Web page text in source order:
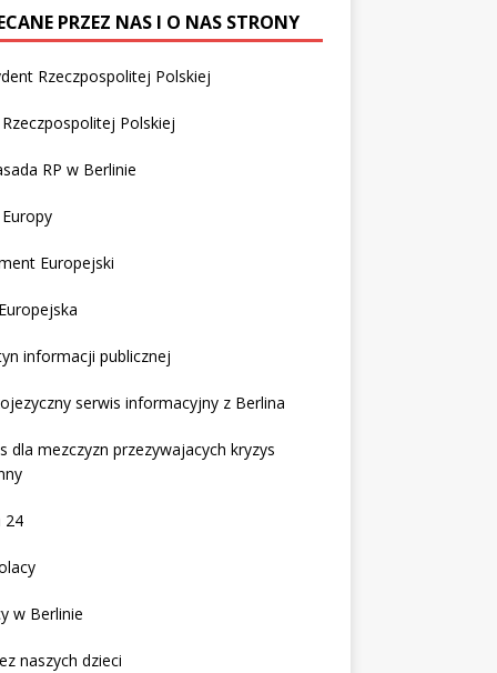
PRZEZ NAS I O NAS STRONY
Rzeczpospolitej Polskiej
Polskiej
RP w Berlinie
Europejski
informacji publicznej
serwis informacyjny z Berlina
dla mezczyzn przezywajacych kryzys
24
w Berlinie
naszych dzieci